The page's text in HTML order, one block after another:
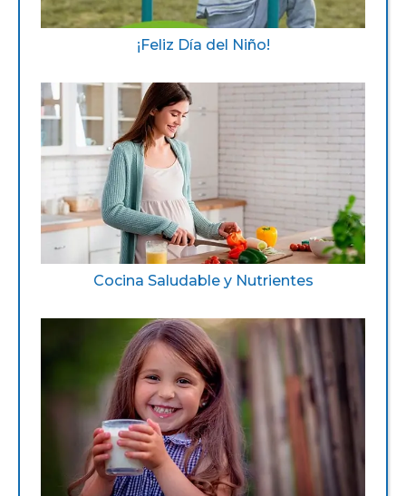
¡Feliz Día del Niño!
Cocina Saludable y Nutrientes